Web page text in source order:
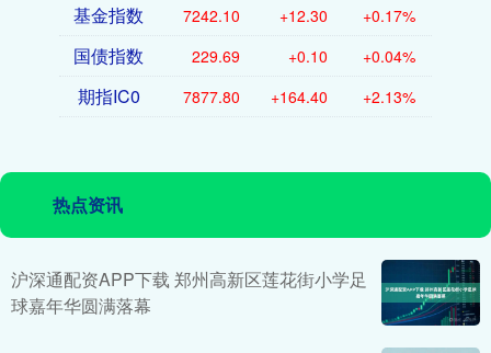
基金指数 7242.10 +12.30 +0.17%
国债指数 229.69 +0.10 +0.04%
期指IC0 7877.80 +164.40 +2.13%
热点资讯
沪深通配资APP下载 郑州高新区莲花街小学足
球嘉年华圆满落幕